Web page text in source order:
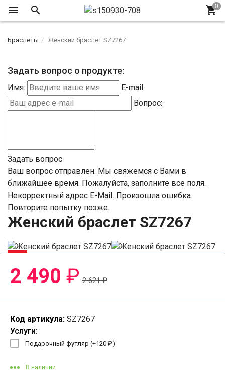
Браслеты Женский браслет SZ7267
Задать вопрос о продукте:
Имя:
E-mail:
Вопрос:
Задать вопрос
Ваш вопрос отправлен. Мы свяжемся с Вами в
ближайшее время. Пожалуйста, заполните все поля.
Некорректный адрес E-Mail. Произошла ошибка.
Повторите попытку позже.
Женский браслет SZ7267
-5%
2 490 ₽ 2 621₽
Код артикула: SZ7267
Услуги:
Подарочный футляр (+120 ₽)
В наличии